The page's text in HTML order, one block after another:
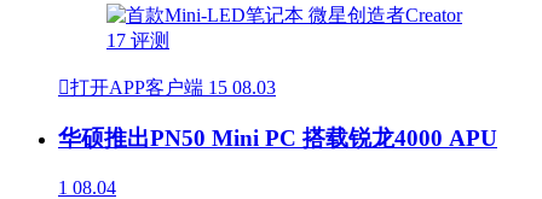
打开APP客户端 15 08.03
华硕推出PN50 Mini PC 搭载锐龙4000 APU
1 08.04